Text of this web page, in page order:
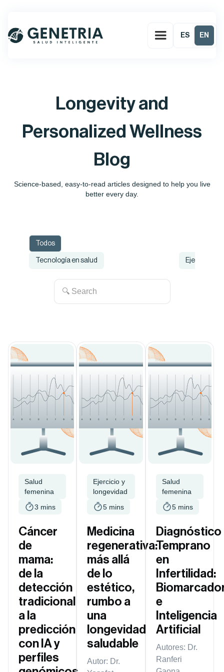
ES EN
Longevity and
Personalized Wellness
Blog
Science-based, easy-to-read articles designed to help you live
better every day.
Todos
Tecnología en salud Ejercicio y
Salud
femenina
3 mins
Cáncer
de
mama:
de la
detección
tradicional
a la
predicción
con IA y
perfiles
Ejercicio y
longevidad
5 mins
Medicina
regenerativa:
más allá
de lo
estético,
rumbo a
una
longevidad
saludable
Autor: Dr.
Salud
femenina
5 mins
Diagnóstico
Temprano
en
Infertilidad:
e
Inteligencia
Artificial
Autores: Dr.
Ranferi